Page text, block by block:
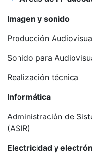
Imagen y sonido
Producción
Sonido para
Realización técnica
Informática
Administración de
(ASIR)
Electricidad y